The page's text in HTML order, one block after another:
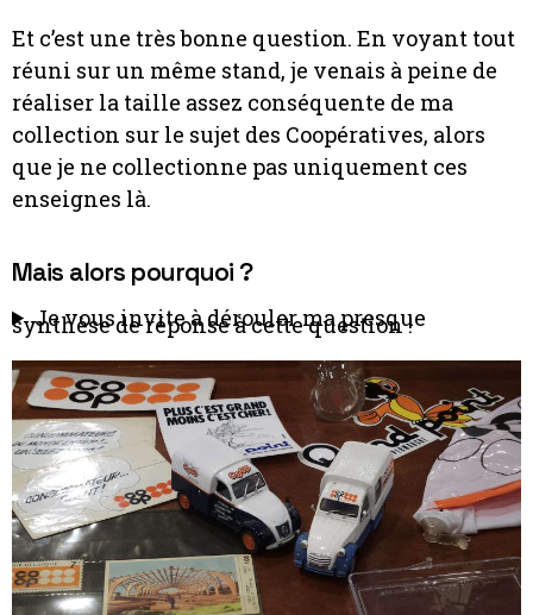
Et c’est une très bonne question. En voyant tout
réuni sur un même stand, je venais à peine de
réaliser la taille assez conséquente de ma
collection sur le sujet des Coopératives, alors
que je ne collectionne pas uniquement ces
enseignes là.
Mais alors pourquoi ?
Je vous invite à dérouler ma presque
synthèse de réponse à cette question !